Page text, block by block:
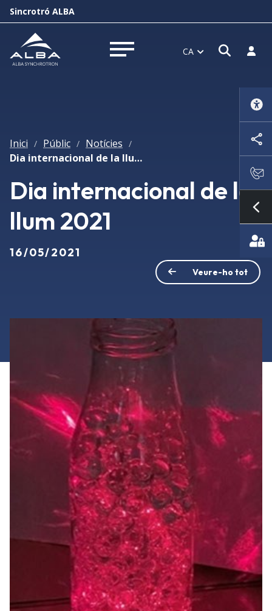
Sincrotró ALBA
Obrir menú CA Obrir
Inici / Públic / Notícies /
Dia internacional de la llum 2021
Dia internacional de la
llum 2021
16/05/2021
Veure-ho tot